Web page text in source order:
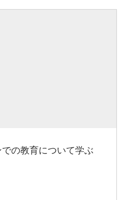
の教育について学ぶ